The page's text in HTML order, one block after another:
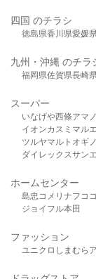
四国 のチラシ
徳島県香川県愛媛
九州・沖縄 のチラ
福岡県佐賀県長崎
スーパー
いなげや西條アマ
イオンカスミ マル
ツルヤマルト オギノ
ダイレックスサン
ホームセンター
島忠 コメリ ナフコ
ジョイフル本田
ファッション
ユニクロ しまむら